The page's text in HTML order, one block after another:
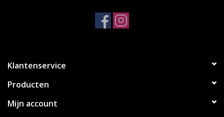
Klantenservice
Producten
Mijn account